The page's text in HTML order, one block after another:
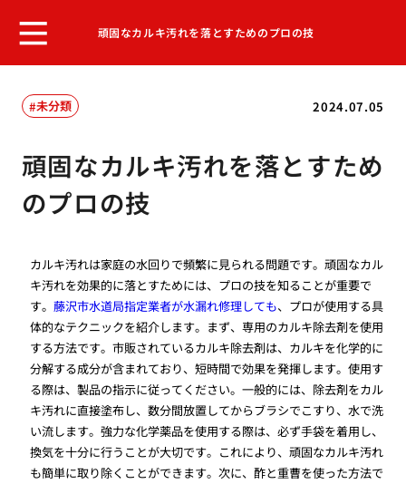
頑固なカルキ汚れを落とすためのプロの技
2024.07.05
未分類
頑固なカルキ汚れを落とすため
のプロの技
カルキ汚れは家庭の水回りで頻繁に見られる問題です。頑固なカル
キ汚れを効果的に落とすためには、プロの技を知ることが重要で
す。藤沢市水道局指定業者が水漏れ修理しても、プロが使用する具
体的なテクニックを紹介します。まず、専用のカルキ除去剤を使用
する方法です。市販されているカルキ除去剤は、カルキを化学的に
分解する成分が含まれており、短時間で効果を発揮します。使用す
る際は、製品の指示に従ってください。一般的には、除去剤をカル
キ汚れに直接塗布し、数分間放置してからブラシでこすり、水で洗
い流します。強力な化学薬品を使用する際は、必ず手袋を着用し、
換気を十分に行うことが大切です。これにより、頑固なカルキ汚れ
も簡単に取り除くことができます。次に、酢と重曹を使った方法で